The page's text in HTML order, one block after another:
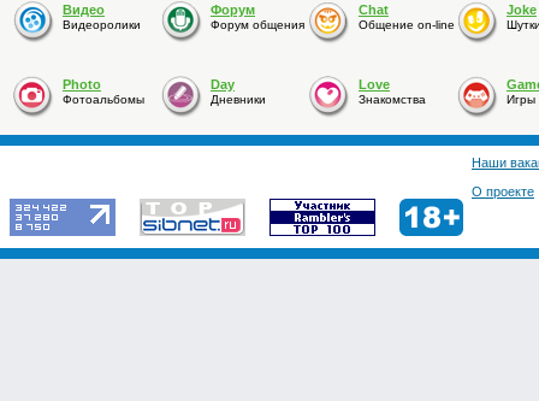
Видео
Видеоролики
Форум
Форум общения
Chat
Общение on-line
Joke
Photo
Фотоальбомы
Day
Дневники
Love
Знакомства Игры
Наши
О проекте